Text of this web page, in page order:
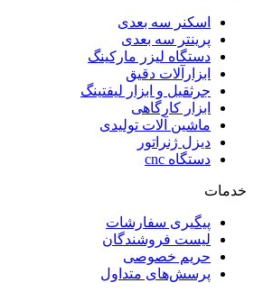
اسکنر سه بعدی
پرینتر سه بعدی
دستگاه لیزر مارکینگ
ابزارآلات دقیق
جرثقیل و ابزار لیفتینگ
ابزار کارگاهی
ماشین آلات تولیدی
دیزل ژنراتور
دستگاه cnc
خدمات
پیگیری سفارشات
لیست فروشندگان
حریم خصوصی
پرسش‌های متداول